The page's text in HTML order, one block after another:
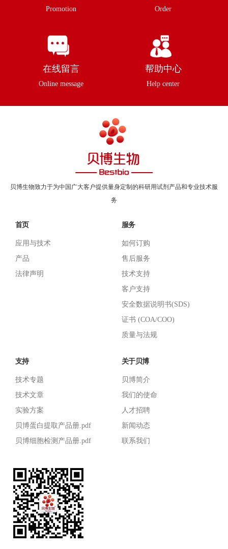
Promotion Order
在线留言
Online message
帮助中心
Help center
贝博生物致力于为中国广大客户提供量身定制的科研用试剂产品和专业技术服
务
首页
应用与技术
产品
法律声明
服务
如何订购
售后服务
技术支持
客户支持
安全数据说明书(SDS)
证书 (COA/COO)
质量与法规
支持
技术专题
技术文章
实验方案
贝博蛋白提取产品册.pdf
贝博细胞检测产品册.pdf
关于贝博
贝博简介
我们的使命
人才招聘
新闻动态
联系我们